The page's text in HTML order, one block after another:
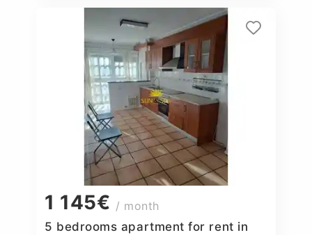
1 145€ / month
5 bedrooms apartment for rent in